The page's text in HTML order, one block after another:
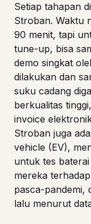
Setiap tahapan
Stroban. Waktu
90 menit, tapi
tune-up, bisa
demo singkat
dilakukan dan
suku cadang
berkualitas
invoice
Stroban juga
vehicle (EV),
untuk tes
mereka
pasca-pandemi,
lalu menurut